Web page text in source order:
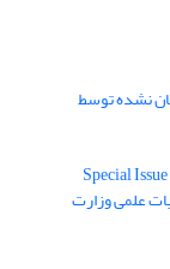
نشده توسط
Special
علمی وزارت